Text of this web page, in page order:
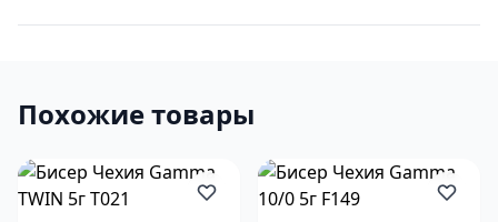
Похожие товары